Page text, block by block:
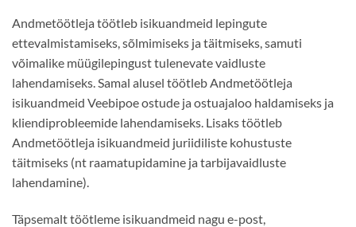
Andmetöötleja töötleb isikuandmeid lepingute
ettevalmistamiseks, sõlmimiseks ja täitmiseks, samuti
võimalike müügilepingust tulenevate vaidluste
lahendamiseks. Samal alusel töötleb Andmetöötleja
isikuandmeid Veebipoe ostude ja ostuajaloo haldamiseks ja
kliendiprobleemide lahendamiseks. Lisaks töötleb
Andmetöötleja isikuandmeid juriidiliste kohustuste
täitmiseks (nt raamatupidamine ja tarbijavaidluste
lahendamine).
Täpsemalt töötleme isikuandmeid nagu e-post,